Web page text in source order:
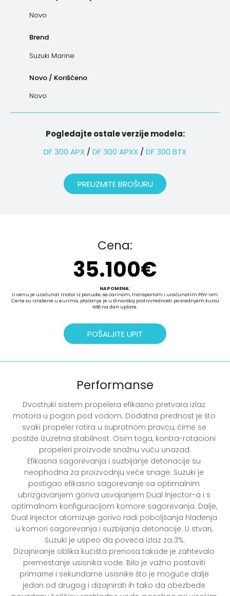
Novo
Brend
Suzuki Marine
Novo / Korišćeno
Novo
Pogledajte ostale verzije modela:
DF 300 APX /DF 300 APXX /DF 300 BTX
PREUZMITE BROŠURU
Cena:
35.100€
NAPOMENA:
U cenu je uračunat motor iz ponude, sa carinom, transportom i uračunatim PDV-om.
Cene su izražene u eurima, plaćanje je u dinarskoj protivvrednosti po srednjem kursu
NBS na dan uplate.
POŠALJITE UPIT
Performanse
Dvostruki sistem propelera efikasno pretvara izlaz
motora u pogon pod vodom. Dodatna prednost je što
svaki propeler rotira u suprotnom pravcu, čime se
postiže izuzetna stabilnost. Osim toga, kontra-rotacioni
propeleri proizvode snažnu vuču unazad.
Efikasna sagorevanja i suzbijanje detonacije su
neophodna za proizvodnju veće snage. Suzuki je
postigao efikasno sagorevanje sa optimalnim
ubrizgavanjem goriva usvajanjem Dual Injector-a i s
optimalnom konfiguracijom komore sagorevanja. Dalje,
Dual Injector atomizuje gorivo radi poboljšanja hlađenja
u komori sagorevanja i suzbijanja detonacije. U stvari,
Suzuki je uspeo da poveća izlaz za 3%.
Dizajniranje oblika kućišta prenosa takođe je zahtevalo
premestanje usisnika vode. Bilo je važno postaviti
primarne i sekundarne usisnike što je moguće dalje
jedan od drugog i dizajnirati ih tako da obezbede